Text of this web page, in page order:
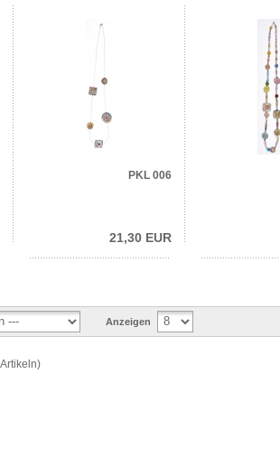
PKL 006
21,30 EUR
Anzeigen
Artikeln)